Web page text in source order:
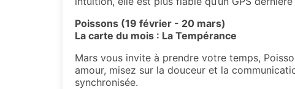
Poissons (19 février - 20 mars)
La carte du mois : La Tempérance
Mars vous invite à prendre votre temps,
amour, misez sur la douceur et la
synchronisée.